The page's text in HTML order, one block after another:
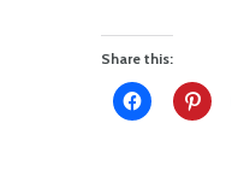
Share this: